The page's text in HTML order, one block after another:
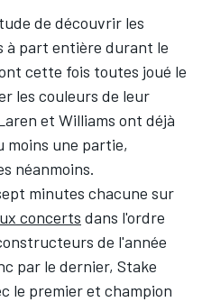
de découvrir les
à part entière durant le
cette fois toutes joué le
les couleurs de leur
et Williams ont déjà
moins une partie,
néanmoins.
minutes chacune sur
concerts dans l'ordre
de l'année
par le dernier, Stake
le premier et champion